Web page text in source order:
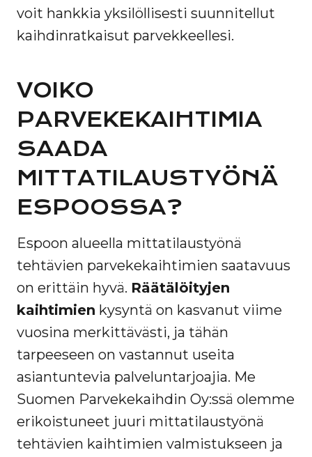
voit hankkia yksilöllisesti suunnitellut
kaihdinratkaisut parvekkeellesi.
VOIKO
PARVEKEKAIHTIMIA
SAADA
MITTATILAUSTYÖNÄ
ESPOOSSA?
Espoon alueella mittatilaustyönä
tehtävien parvekekaihtimien saatavuus
on erittäin hyvä. Räätälöityjen
kaihtimien kysyntä on kasvanut viime
vuosina merkittävästi, ja tähän
tarpeeseen on vastannut useita
asiantuntevia palveluntarjoajia. Me
Suomen Parvekekaihdin Oy:ssä olemme
erikoistuneet juuri mittatilaustyönä
tehtävien kaihtimien valmistukseen ja